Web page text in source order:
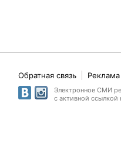
Обратная связь
Электронное СМИ
с активной ссылкой